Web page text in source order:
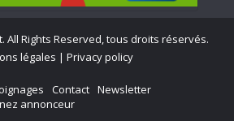
All Rights Reserved, tous droits réservés.
légales | Privacy policy
Contact Newsletter
annonceur